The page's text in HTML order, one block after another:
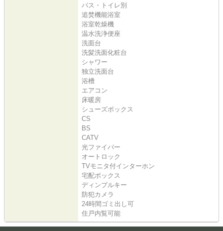
バス・トイレ別
追焚機能浴室
浴室乾燥機
温水洗浄便座
洗面台
洗髪洗面化粧台
シャワー
独立洗面台
浴槽
エアコン
床暖房
シューズボックス
CS
BS
CATV
光ファイバー
オートロック
TVモニタ付インターホン
宅配ボックス
ディンプルキー
防犯カメラ
24時間ゴミ出し可
住戸内覧可能